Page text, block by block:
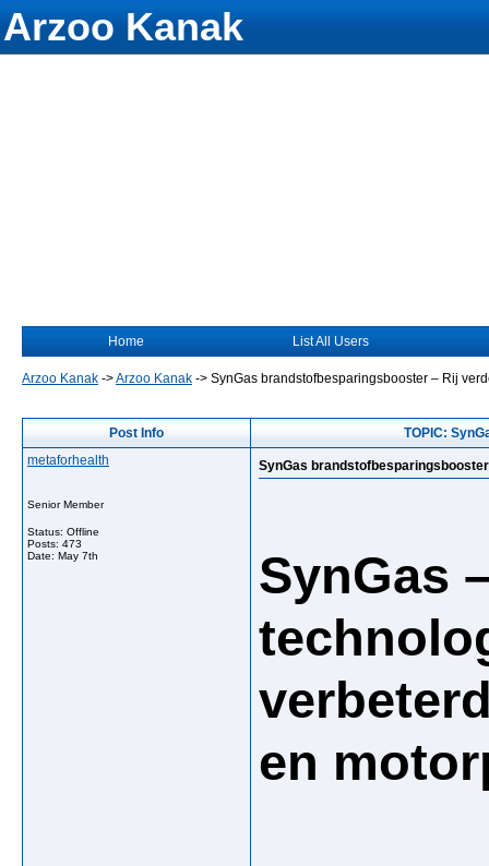
Arzoo Kanak
Home List All Users
Arzoo Kanak ->Arzoo Kanak -> SynGas brandstofbesparingsbooster – Rij
Post Info
TOPIC:
metaforhealth
Senior Member
Status: Offline
Posts: 473
Date: May 7th
SynGas
SynGas
en